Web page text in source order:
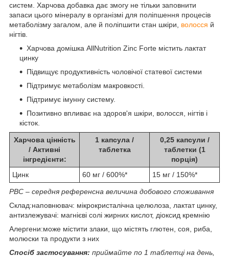
систем. Харчова добавка дає змогу не тільки заповнити
запаси цього мінералу в організмі для поліпшення процесів
метаболізму загалом, але й поліпшити стан шкіри, волосся й
нігтів.
Харчова домішка AllNutrition Zinc Forte містить лактат
цинку
Підвищує продуктивність чоловічої статевої системи
Підтримує метаболізм макровкості.
Підтримує імунну систему.
Позитивно впливає на здоров'я шкіри, волосся, нігтів і
кісток.
Харчова цінність
/ Активні
інгредієнти:
1 капсула /
таблетка
0,25 капсули /
таблетки (1
порція)
Цинк
60 мг / 600%* 15 мг / 150%*
РВС – середня референсна величина добового споживання
Склад:наповнювач: мікрокристалічна целюлоза, лактат цинку,
антизлежувачі: магнієві солі жирних кислот, діоксид кремнію
Алергени:може містити злаки, що містять глютен, соя, риба,
молюски та продукти з них
Спосіб застосування: приймайте по 1 таблетці на день,